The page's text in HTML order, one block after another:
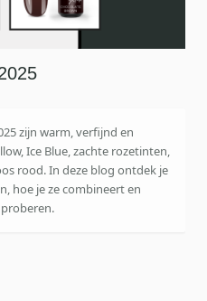
zijn warm, verfijnd en
Ice Blue, zachte rozetinten,
rood. In deze blog ontdek je
hoe je ze combineert en